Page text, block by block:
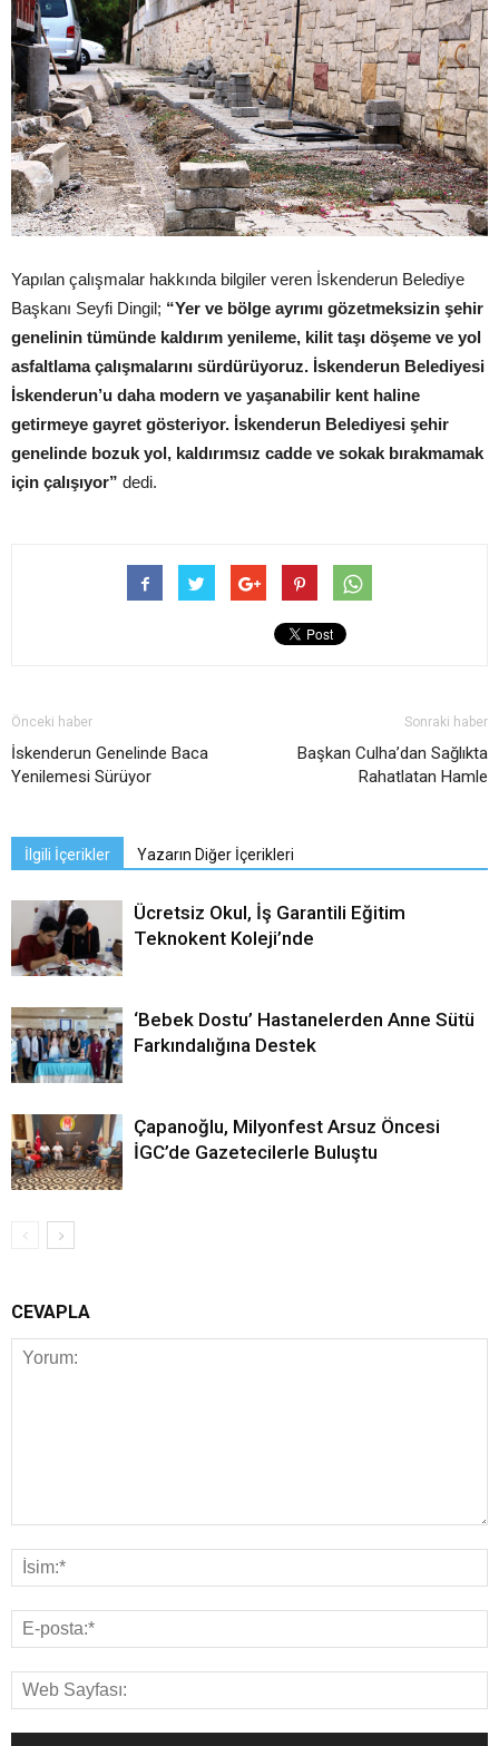
Yapılan çalışmalar hakkında bilgiler veren İskenderun Belediye
Başkanı Seyfi Dingil; “Yer ve bölge ayrımı gözetmeksizin şehir
genelinin tümünde kaldırım yenileme, kilit taşı döşeme ve yol
asfaltlama çalışmalarını sürdürüyoruz. İskenderun Belediyesi
İskenderun’u daha modern ve yaşanabilir kent haline
getirmeye gayret gösteriyor. İskenderun Belediyesi şehir
genelinde bozuk yol, kaldırımsız cadde ve sokak bırakmamak
için çalışıyor” dedi.
Önceki haber
İskenderun Genelinde Baca
Yenilemesi Sürüyor
Sonraki haber
Başkan Culha’dan Sağlıkta
Rahatlatan Hamle
İlgili İçerikler Yazarın Diğer İçerikleri
Ücretsiz Okul, İş Garantili Eğitim
Teknokent Koleji’nde
‘Bebek Dostu’ Hastanelerden Anne Sütü
Farkındalığına Destek
Çapanoğlu, Milyonfest Arsuz Öncesi
İGC’de Gazetecilerle Buluştu
CEVAPLA